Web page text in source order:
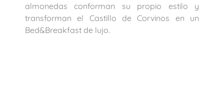
almonedas conforman su propio estilo y
transforman el Castillo de Corvinos en un
Bed&Breakfast de lujo.